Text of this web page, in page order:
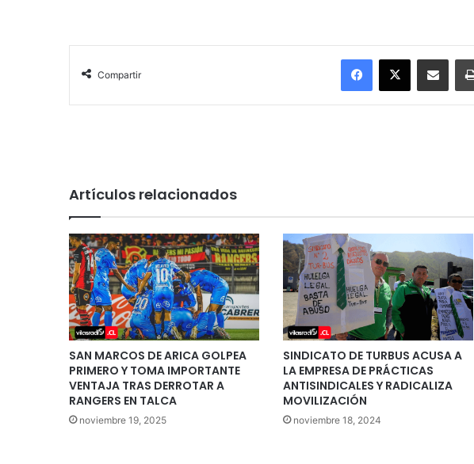
Compartir
Facebook
X Enviar vía email
Artículos relacionados
SAN MARCOS DE ARICA GOLPEA
PRIMERO Y TOMA IMPORTANTE
VENTAJA TRAS DERROTAR A
RANGERS EN TALCA
noviembre 19, 2025
SINDICATO DE TURBUS ACUSA A
LA EMPRESA DE PRÁCTICAS
ANTISINDICALES Y RADICALIZA
MOVILIZACIÓN
noviembre 18, 2024